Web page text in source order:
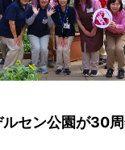
ルセン公園が30